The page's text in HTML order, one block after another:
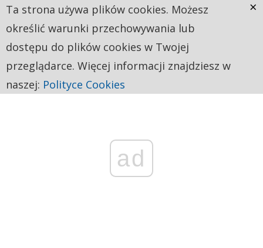
ad
Ta strona używa plików cookies. Możesz
określić warunki przechowywania lub
dostępu do plików cookies w Twojej
przeglądarce. Więcej informacji znajdziesz w
naszej: Polityce Cookies
×